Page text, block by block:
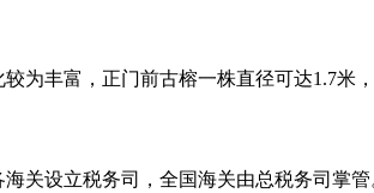
为丰富，正门前古榕一株直径可达1.7米，
关设立税务司，全国海关由总税务司掌